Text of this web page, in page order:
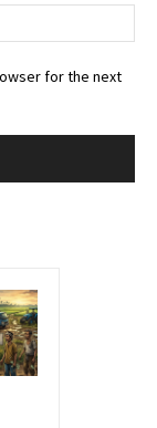
for the next